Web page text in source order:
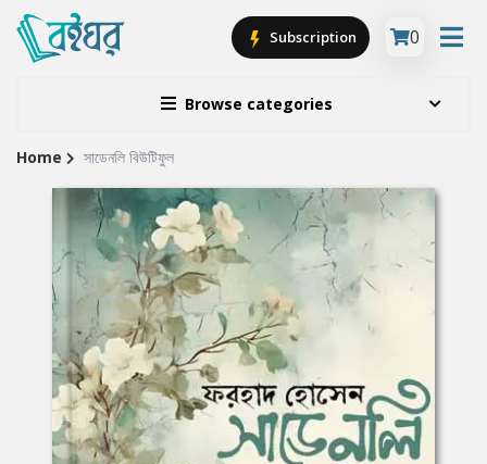
Browse categories
Subscription 0
Site
Breadcrumb
Home সাডেনলি বিউটিফুল